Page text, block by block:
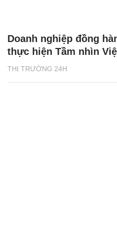
THỊ TRƯỜNG 24H
Doanh nghiệp đồng
thực hiện Tầm nhìn